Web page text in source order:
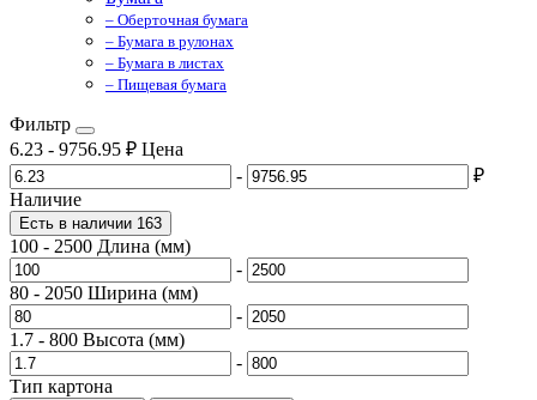
– Оберточная бумага
– Бумага в рулонах
– Бумага в листах
– Пищевая бумага
Фильтр
6.23 - 9756.95 ₽ Цена
-
₽
Наличие
Есть в наличии 163
100 - 2500 Длина (мм)
-
80 - 2050 Ширина (мм)
-
1.7 - 800 Высота (мм)
-
Тип картона